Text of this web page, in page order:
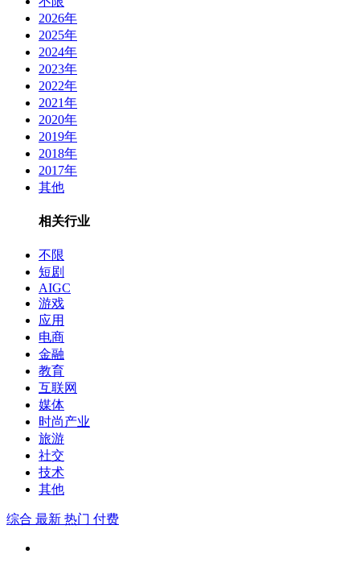
2026年
2025年
2024年
2023年
2022年
2021年
2020年
2019年
2018年
2017年
其他
相关行业
不限
短剧
AIGC
游戏
应用
电商
金融
教育
互联网
媒体
时尚产业
旅游
社交
技术
其他
综合 最新 热门 付费